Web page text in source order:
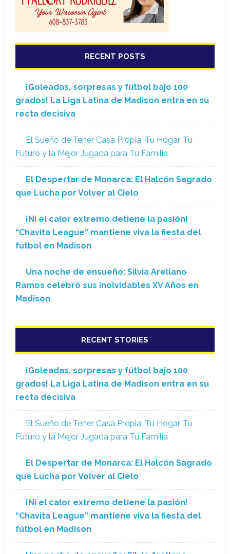
RECENT POSTS
¡Goleadas, sorpresas y fútbol bajo 100
grados! La Liga Latina de Madison entra en su
recta decisiva
El Sueño de Tener Casa Propia: Tu Hogar, Tu
Futuro y la Mejor Jugada para Tu Familia
El Despertar de Monarca: El Halcón Sagrado
que Lucha por Volver al Cielo
¡Ni el calor extremo detiene la pasión!
“Chavita League” mantiene viva la fiesta del
fútbol en Madison
Una noche de ensueño: Silvia Arellano
Ramos celebró sus inolvidables XV Años en
Madison
RECENT STORIES
¡Goleadas, sorpresas y fútbol bajo 100
grados! La Liga Latina de Madison entra en su
recta decisiva
El Sueño de Tener Casa Propia: Tu Hogar, Tu
Futuro y la Mejor Jugada para Tu Familia
El Despertar de Monarca: El Halcón Sagrado
que Lucha por Volver al Cielo
¡Ni el calor extremo detiene la pasión!
“Chavita League” mantiene viva la fiesta del
fútbol en Madison